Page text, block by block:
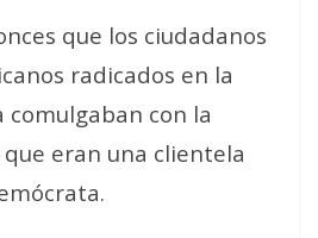
que los ciudadanos
radicados en la
con la
eran una clientela